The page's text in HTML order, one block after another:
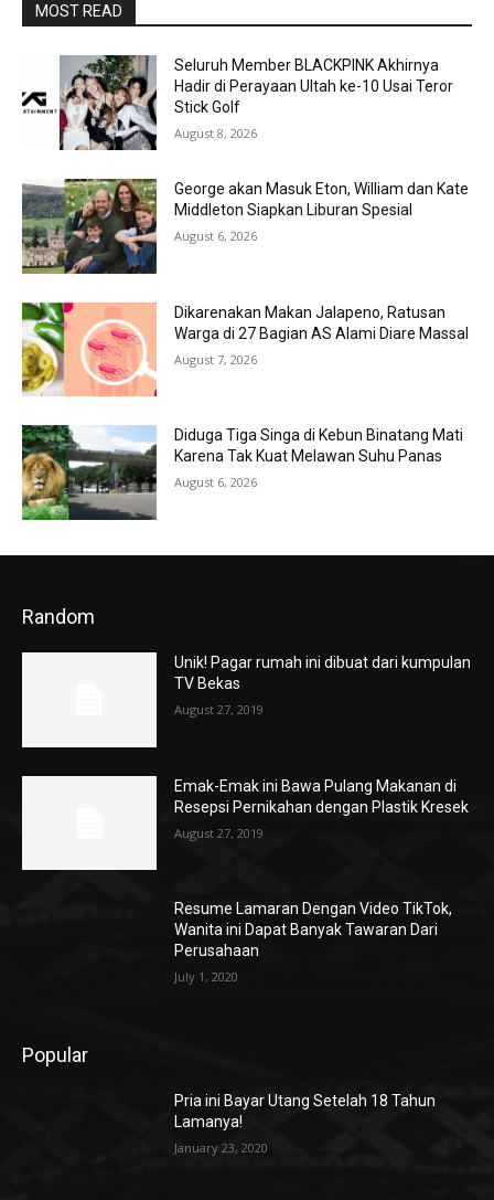
MOST READ
Seluruh Member BLACKPINK Akhirnya
Hadir di Perayaan Ultah ke-10 Usai Teror
Stick Golf
August 8, 2026
George akan Masuk Eton, William dan Kate
Middleton Siapkan Liburan Spesial
August 6, 2026
Dikarenakan Makan Jalapeno, Ratusan
Warga di 27 Bagian AS Alami Diare Massal
August 7, 2026
Diduga Tiga Singa di Kebun Binatang Mati
Karena Tak Kuat Melawan Suhu Panas
August 6, 2026
Random
Unik! Pagar rumah ini dibuat dari kumpulan
TV Bekas
August 27, 2019
Emak-Emak ini Bawa Pulang Makanan di
Resepsi Pernikahan dengan Plastik Kresek
August 27, 2019
Resume Lamaran Dengan Video TikTok,
Wanita ini Dapat Banyak Tawaran Dari
Perusahaan
July 1, 2020
Popular
Pria ini Bayar Utang Setelah 18 Tahun
Lamanya!
January 23, 2020